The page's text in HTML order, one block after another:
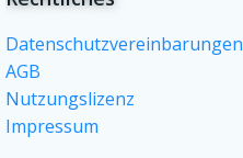
Datenschutzvereinbarungen
AGB
Nutzungslizenz
Impressum